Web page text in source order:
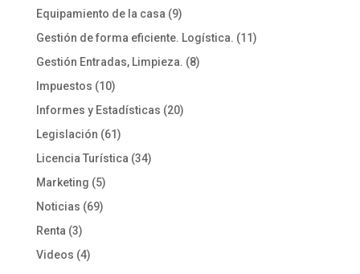
Equipamiento de la casa (9)
Gestión de forma eficiente. Logística. (11)
Gestión Entradas, Limpieza. (8)
Impuestos (10)
Informes y Estadísticas (20)
Legislación (61)
Licencia Turística (34)
Marketing (5)
Noticias (69)
Renta (3)
Videos (4)